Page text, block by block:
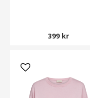
399 kr